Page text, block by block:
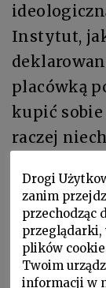
Instytut,
placówką
kupić
raczej
człowieka
lutym
trudności
literackim.
Drogi
zanim
przechodząc
przeglądarki,
plików
Twoim
informacji w